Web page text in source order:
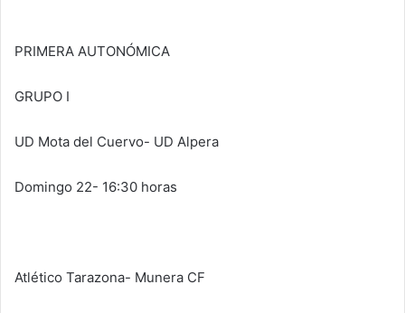
PRIMERA AUTONÓMICA
GRUPO I
UD Mota del Cuervo- UD Alpera
Domingo 22- 16:30 horas
Atlético Tarazona- Munera CF